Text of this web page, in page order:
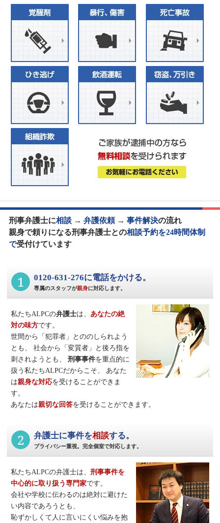
刑事弁護士に相談→ 弁護依頼→ 事件解決の流れ
親身で頼りになる刑事弁護士との相談予約を24時間体制
で受付けています
1 0120-631-276に電話をかける。
専属のスタッフが親身に対応します。
私たちALPCの弁護士は、 あなたの絶
対の味方です。
世間から「犯罪者」とののしられよう
とも、
社会から「変質者」と後ろ指を
刺されようとも、
刑事事件を重点的に
扱う私たちALPCだからこそ、
あなた
は親身な対応を受けることができま
す。
あなたは親切な回答を受けることができます。
2 弁護士に事件を相談する。
プライバシー重視。完全個室で対応します。
私たちALPCの弁護士は、刑事事件を
中心的に取り扱う専門家です。
会社や学校に伝わるのは絶対に避けた
い内容であろうとも、
恥ずかしくて人に言いにくい悩みを抱